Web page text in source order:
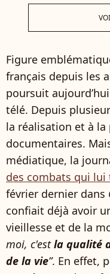
Figure
français depuis les
poursuit
télé. Depuis
la réalisation et à
documentaires.
médiatique, la
des combats qui
février dernier dans
confiait déjà avoir
vieillesse et de la
moi, c'estla qualité
de la vie”. En effet,